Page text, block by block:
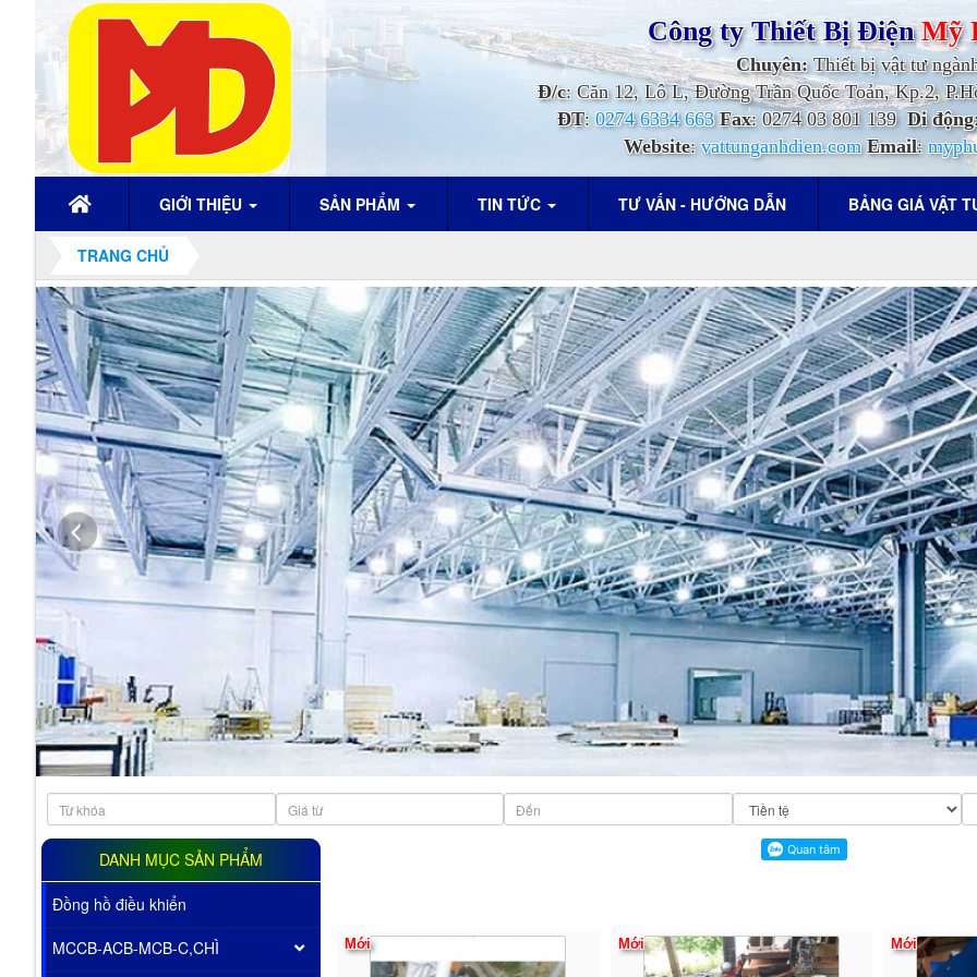
Công ty Thiết Bị ĐiệnMỹ
Chuyên:Thiết bị vật tư
Đ/c: Căn 12, Lô L, Đường Trần Quốc Toản, Kp.2,
ĐT:0274 6334 663 Fax: 0274 03 801 139 Di động
Website:vattunganhdien.com Email:
GIỚI THIỆU SẢN PHẨM TIN TỨC TƯ VẤN - HƯỚNG DẪN BẢNG GIÁ VẬT
TRANG CHỦ
THIẾT BỊ VẬT TƯ CÔNG NGHIỆP MỸ PHƯỚC ĐỨC
Thiết Bị Vật Tư Công Nghiệp Mỹ Phước Đức
Mới Mới Mới
DANH MỤC SẢN PHẨM
Đồng hồ điều khiển
MCCB-ACB-MCB-C,CHÌ